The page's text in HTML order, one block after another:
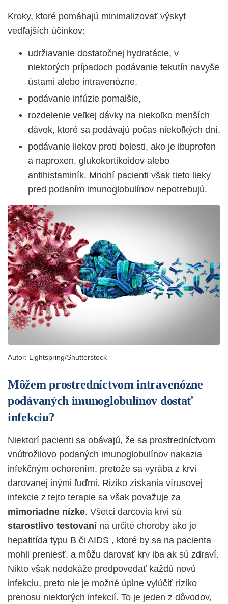
Kroky, ktoré pomáhajú minimalizovať výskyt
vedľajších účinkov:
udržiavanie dostatočnej hydratácie, v
niektorých prípadoch podávanie tekutín navyše
ústami alebo intravenózne,
podávanie infúzie pomalšie,
rozdelenie veľkej dávky na niekoľko menších
dávok, ktoré sa podávajú počas niekoľkých dní,
podávanie liekov proti bolesti, ako je ibuprofen
a naproxen, glukokortikoidov alebo
antihistaminík. Mnohí pacienti však tieto lieky
pred podaním imunoglobulínov nepotrebujú.
Autor: Lightspring/Shutterstock
Môžem prostredníctvom intravenózne
podávaných imunoglobulínov dostať
infekciu?
Niektorí pacienti sa obávajú, že sa prostredníctvom
vnútrožilovo podaných imunoglobulínov nakazia
infekčným ochorením, pretože sa vyrába z krvi
darovanej inými ľuďmi. Riziko získania vírusovej
infekcie z tejto terapie sa však považuje za
mimoriadne nízke. Všetci darcovia krvi sú
starostlivo testovaní na určité choroby ako je
hepatitída typu B či AIDS , ktoré by sa na pacienta
mohli preniesť, a môžu darovať krv iba ak sú zdraví.
Nikto však nedokáže predpovedať každú novú
infekciu, preto nie je možné úplne vylúčiť riziko
prenosu niektorých infekcií. To je jeden z dôvodov,